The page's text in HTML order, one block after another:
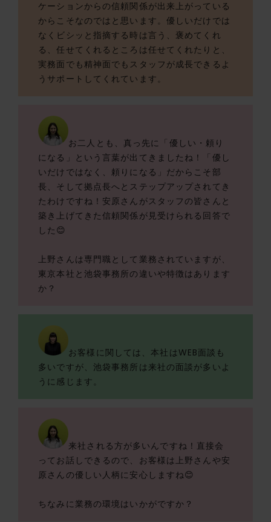
ケーションからの信頼関係が出来上がっている
からこそなのではと思います。優しいだけでは
なくビシッと指摘する時は言う、褒めてくれ
る、任せてくれるところは任せてくれたりと、
実務面でも精神面でもスタッフが成長できるよ
うサポートしてくれています。
お二人とも、真っ先に「優しい・頼り
になる」という言葉が出てきましたね！「優し
いだけではなく、頼りになる」だからこそ部
長、そして拠点長へとステップアップされてき
たわけですね！安原さんがスタッフの皆さんと
築き上げてきた信頼関係が見受けられる回答で
した😊
上野さんは専門職として業務されていますが、
東京本社と池袋事務所の違いや特徴はあります
か？
お客様に関しては、本社はWEB面談も
多いですが、池袋事務所は来社の面談が多いよ
うに感じます。
来社される方が多いんですね！直接会
ってお話しできるので、お客様は上野さんや安
原さんの優しい人柄に安心しますね😊
ちなみに業務の環境はいかがですか？